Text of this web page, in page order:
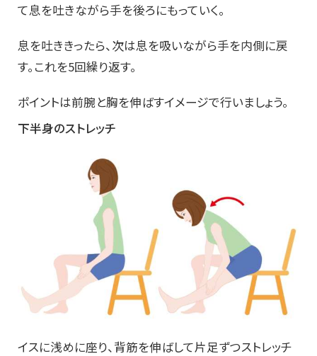
て息を吐きながら手を後ろにもっていく。
息を吐ききったら、次は息を吸いながら手を内側に戻
す。これを5回繰り返す。
ポイントは前腕と胸を伸ばすイメージで行いましょう。
下半身のストレッチ
イスに浅めに座り、背筋を伸ばして片足ずつストレッチ